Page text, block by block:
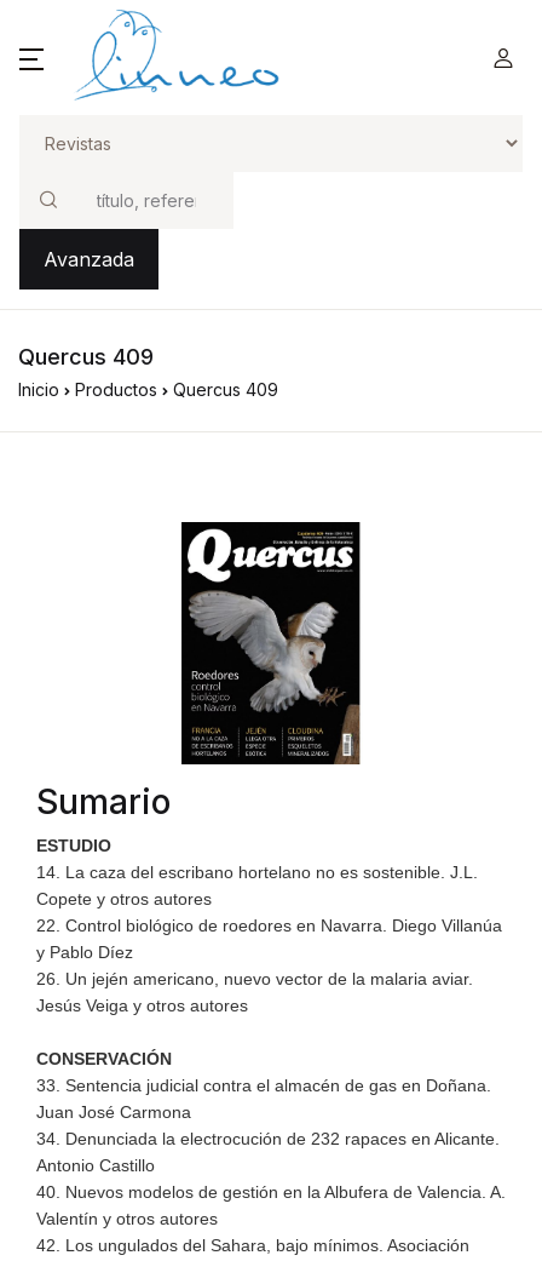
Buscar
Avanzada
Quercus 409
Inicio Productos Quercus 409
Sumario
ESTUDIO
14. La caza del escribano hortelano no es sostenible. J.L.
Copete y otros autores
22. Control biológico de roedores en Navarra. Diego Villanúa
y Pablo Díez
26. Un jején americano, nuevo vector de la malaria aviar.
Jesús Veiga y otros autores
CONSERVACIÓN
33. Sentencia judicial contra el almacén de gas en Doñana.
Juan José Carmona
34. Denunciada la electrocución de 232 rapaces en Alicante.
Antonio Castillo
40. Nuevos modelos de gestión en la Albufera de Valencia. A.
Valentín y otros autores
42. Los ungulados del Sahara, bajo mínimos. Asociación